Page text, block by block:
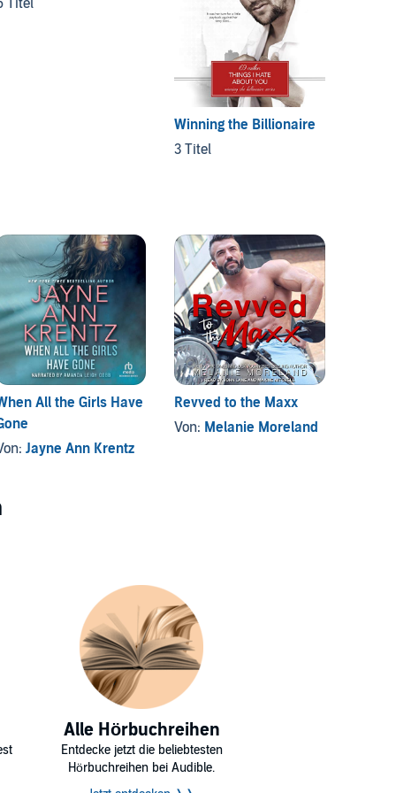
Winning the Billionaire
3 Titel
All the Girls Have
Jayne Ann Krentz
Revved to the Maxx
Von: Melanie Moreland
Alle Hörbuchreihen
Entdecke jetzt die beliebtesten
Hörbuchreihen bei Audible.